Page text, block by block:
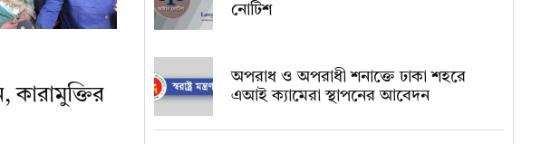
নোটিশ
অপরাধ ও অপরাধী শনাক্তে ঢাকা শহরে
এআই ক্যামেরা স্থাপনের আবেদন